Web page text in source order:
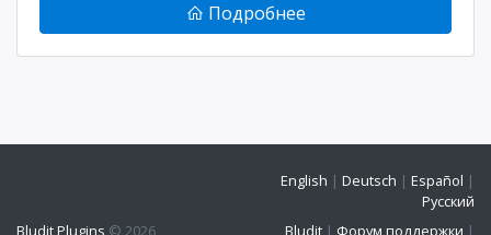
Подробнее
English | Deutsch | Español |
Русский
Bludit Plugins © 2026 Bludit | Форум поддержки |